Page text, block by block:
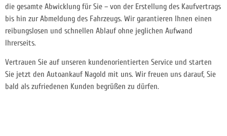
die gesamte Abwicklung für Sie – von der Erstellung des Kaufvertrags
bis hin zur Abmeldung des Fahrzeugs. Wir garantieren Ihnen einen
reibungslosen und schnellen Ablauf ohne jeglichen Aufwand
Ihrerseits.
Vertrauen Sie auf unseren kundenorientierten Service und starten
Sie jetzt den Autoankauf Nagold mit uns. Wir freuen uns darauf, Sie
bald als zufriedenen Kunden begrüßen zu dürfen.